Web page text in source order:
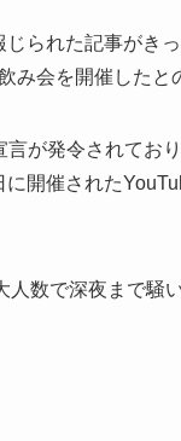
られた記事がき
み会を開催したと
が発令されてお
開催された
数で深夜まで騒